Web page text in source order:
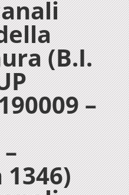
(B.I.
–